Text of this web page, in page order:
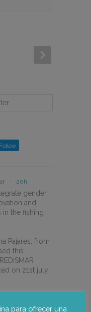
Follow
· 20h
gender
and
the fishing
Pajares, from
this
on 21st july
para ofrecer una